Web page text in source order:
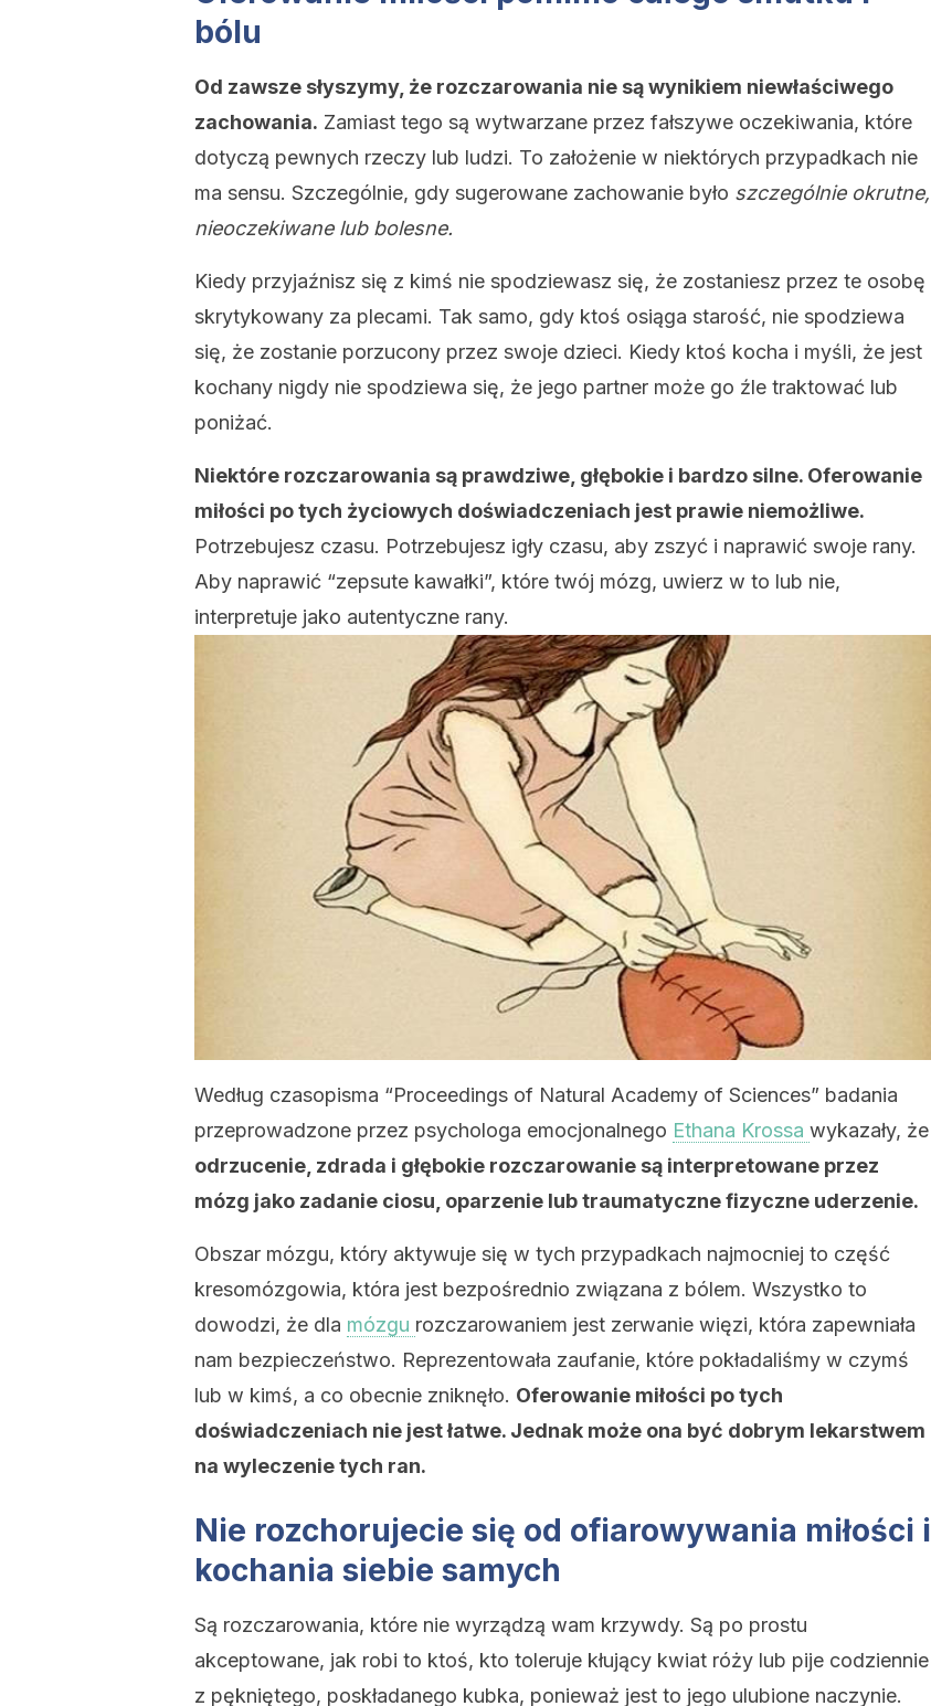
bólu
Od zawsze słyszymy, że ​​rozczarowania nie są wynikiem niewłaściwego
zachowania. Zamiast tego są wytwarzane przez fałszywe oczekiwania, które
dotyczą pewnych rzeczy lub ludzi. To założenie w niektórych przypadkach nie
ma sensu. Szczególnie, gdy sugerowane zachowanie było szczególnie okrutne,
nieoczekiwane lub bolesne.
Kiedy przyjaźnisz się z kimś nie spodziewasz się, że zostaniesz przez te osobę
skrytykowany za plecami. Tak samo, gdy ktoś osiąga starość, nie spodziewa
się, że zostanie porzucony przez swoje dzieci. Kiedy ktoś kocha i myśli, że jest
kochany nigdy nie spodziewa się, że jego partner może go źle traktować lub
poniżać.
Niektóre rozczarowania są prawdziwe, głębokie i bardzo silne. Oferowanie
miłości po tych życiowych doświadczeniach jest prawie niemożliwe.
Potrzebujesz czasu. Potrzebujesz igły czasu, aby zszyć i naprawić swoje rany.
Aby naprawić “zepsute kawałki”, które twój mózg, uwierz w to lub nie,
interpretuje jako autentyczne rany.
Według czasopisma “Proceedings of Natural Academy of Sciences” badania
przeprowadzone przez psychologa emocjonalnego Ethana Krossa wykazały, że
odrzucenie, zdrada i głębokie rozczarowanie są interpretowane przez
mózg jako zadanie ciosu, oparzenie lub traumatyczne fizyczne uderzenie.
Obszar mózgu, który aktywuje się w tych przypadkach najmocniej to część
kresomózgowia, która jest bezpośrednio związana z bólem. Wszystko to
dowodzi, że dla mózgu rozczarowaniem jest zerwanie więzi, która zapewniała
nam bezpieczeństwo. Reprezentowała zaufanie, które pokładaliśmy w czymś
lub w kimś, a co obecnie zniknęło. Oferowanie miłości po tych
doświadczeniach nie jest łatwe. Jednak może ona być dobrym lekarstwem
na wyleczenie tych ran.
Nie rozchorujecie się od ofiarowywania miłości i
kochania siebie samych
Są rozczarowania, które nie wyrządzą wam krzywdy. Są po prostu
akceptowane, jak robi to ktoś, kto toleruje kłujący kwiat róży lub pije codziennie
z pękniętego, poskładanego kubka, ponieważ jest to jego ulubione naczynie.